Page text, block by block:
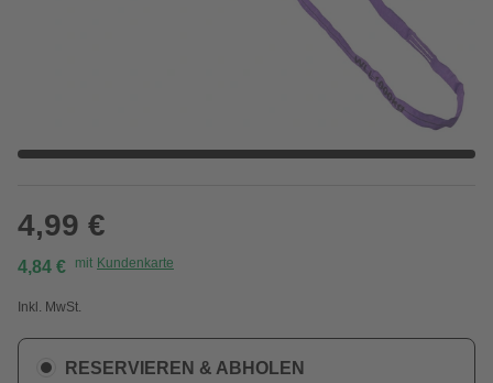
4,99 €
4,84 € mit Kundenkarte
Inkl. MwSt.
RESERVIEREN & ABHOLEN